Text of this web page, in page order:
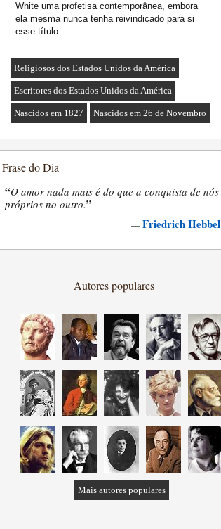
White uma profetisa contemporânea, embora
ela mesma nunca tenha reivindicado para si
esse título.
Religiosos dos Estados Unidos da América
Escritores dos Estados Unidos da América
Nascidos em 1827 Nascidos em 26 de Novembro
Frase do Dia
“O amor nada mais é do que a conquista de nós
próprios no outro.”
—Friedrich Hebbel
Autores populares
Mais autores populares